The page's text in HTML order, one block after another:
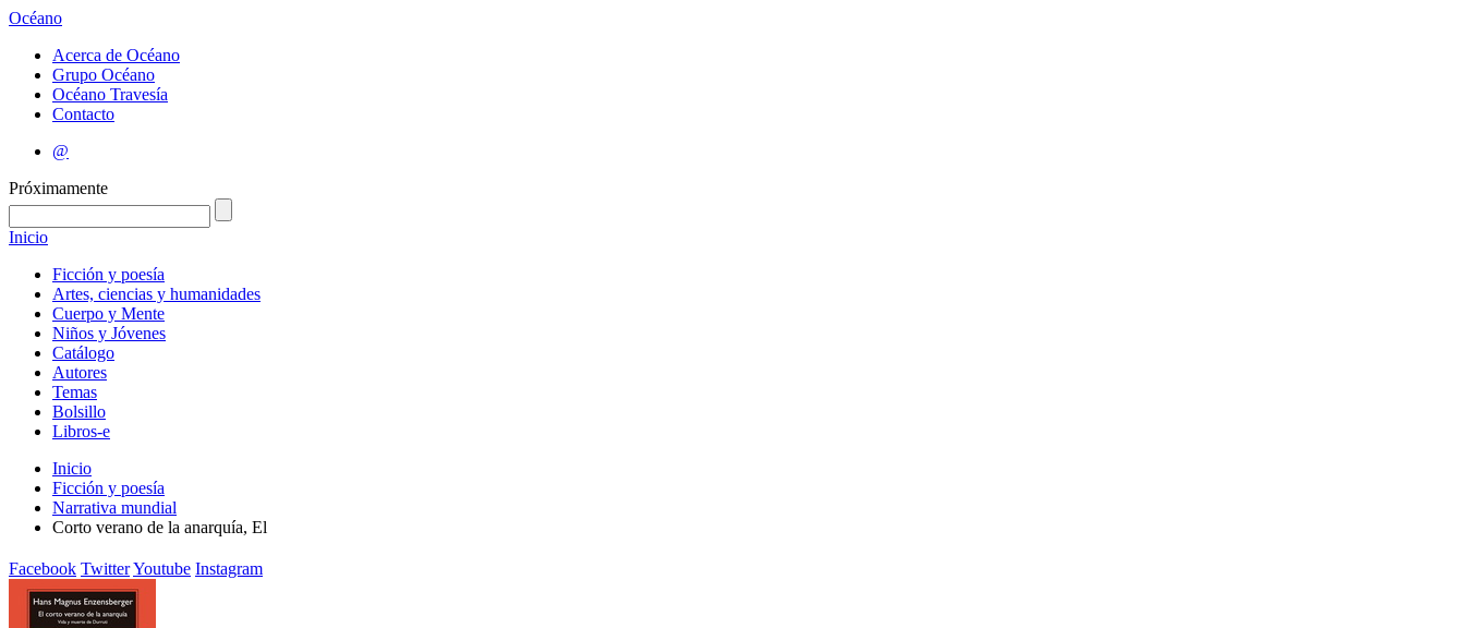
Océano
Acerca de Océano
Grupo Océano
Océano Travesía
Contacto
@
Próximamente
Inicio
Ficción y poesía
Artes, ciencias y humanidades
Cuerpo y Mente
Niños y Jóvenes
Catálogo
Autores
Temas
Bolsillo
Libros-e
Inicio
Ficción y poesía
Narrativa mundial
Corto verano de la anarquía, El
Facebook TwitterYoutube Instagram